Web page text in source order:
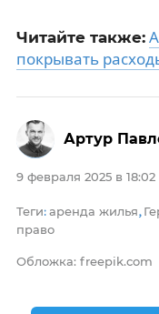
Читайте также:
покрывать
9 февраля 2025 в 18:02
Теги: аренда жилья,
право
Обложка: freepik.com
Артур